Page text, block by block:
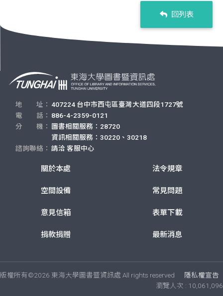
回列表
地 址： 407224 台中市西屯區臺灣大道四段1727號
電 話： 886-4-2359-0121
分 機：
圖書相關服務：28720
資訊相關服務：30220、30218
諮詢聯絡： 請洽 客服中心
關於本處
空間設備
意見信箱
捐款捐贈
法令規章
常見問題
表單下載
最新消息
版權所有©2026 東海大學圖書暨資訊處 All rights reserved
隱私權宣告
瀏覽人次 : 10,061,096